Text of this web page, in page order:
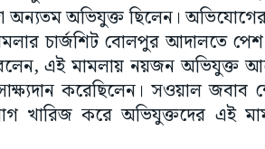
অভিযুক্ত ছিলেন। অভিযোগের
চার্জশিট বোলপুর আদালতে
এই মামলায় নয়জন অভিযুক্ত
করেছিলেন। সওয়াল জবাব
খারিজ করে অভিযুক্তদের এই